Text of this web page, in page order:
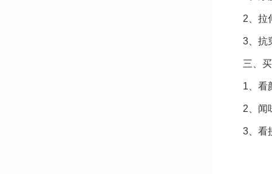
2、拉
3、抗
三、
1、看
2、闻
3、看